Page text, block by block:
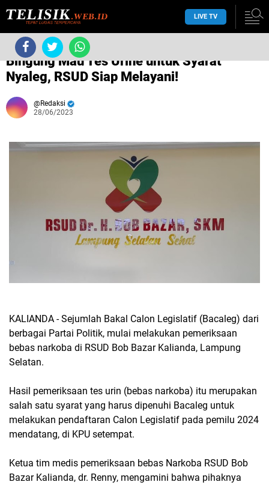
LIVE TV
›Tanpa label ›
Bingung Mau Tes Urine untuk Syarat
Nyaleg, RSUD Siap Melayani!
Redaksi
28/06/2023
KALIANDA - Sejumlah Bakal Calon Legislatif (Bacaleg) dari
berbagai Partai Politik, mulai melakukan pemeriksaan
bebas narkoba di RSUD Bob Bazar Kalianda, Lampung
Selatan.
Hasil pemeriksaan tes urin (bebas narkoba) itu merupakan
salah satu syarat yang harus dipenuhi Bacaleg untuk
melakukan pendaftaran Calon Legislatif pada pemilu 2024
mendatang, di KPU setempat.
Ketua tim medis pemeriksaan bebas Narkoba RSUD Bob
Bazar Kalianda, dr. Renny, mengamini bahwa pihaknya